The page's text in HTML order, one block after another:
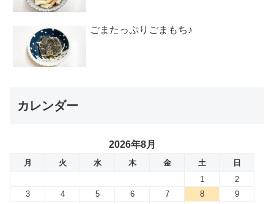
ごまたっぷりごまもち♪
カレンダー
2026年8月
月 火 水 木 金 土
日
1
2
3
4 5 6 7 8
9